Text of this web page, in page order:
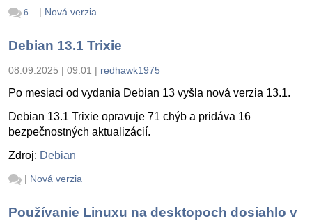
6 | Nová verzia
Debian 13.1 Trixie
08.09.2025 | 09:01 | redhawk1975
Po mesiaci od vydania Debian 13 vyšla nová verzia 13.1.
Debian 13.1 Trixie opravuje 71 chýb a pridáva 16
bezpečnostných aktualizácií.
Zdroj: Debian
| Nová verzia
Používanie Linuxu na desktopoch dosiahlo v